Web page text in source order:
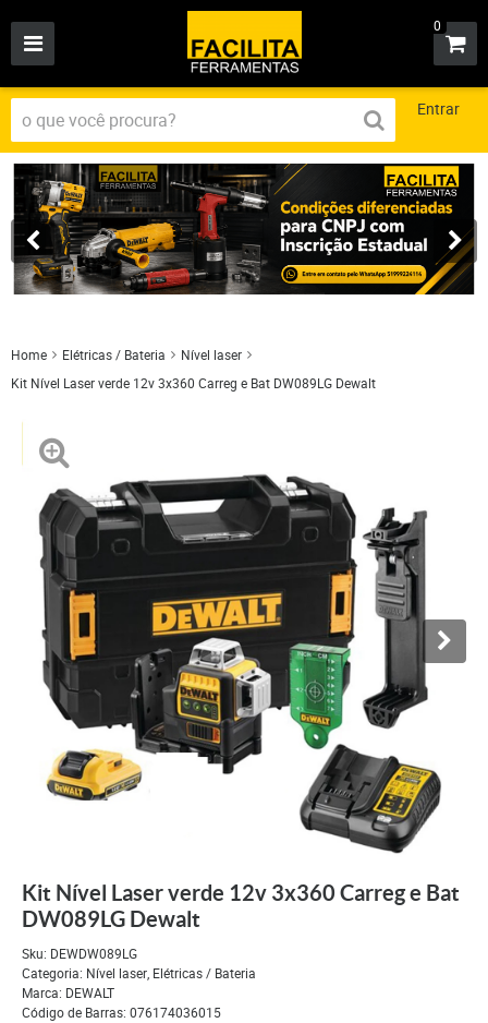
0
Entrar
Home Elétricas / Bateria
Nível laser
Kit Nível Laser verde 12v 3x360 Carreg e Bat DW089LG Dewalt
Kit Nível Laser verde 12v 3x360 Carreg e Bat
DW089LG Dewalt
Sku: DEWDW089LG
Categoria: Nível laser, Elétricas / Bateria
Marca: DEWALT
Código de Barras: 076174036015